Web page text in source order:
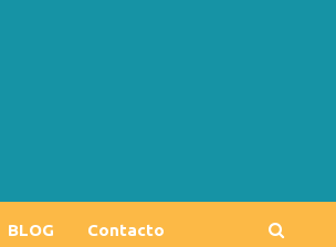
BLOG Contacto